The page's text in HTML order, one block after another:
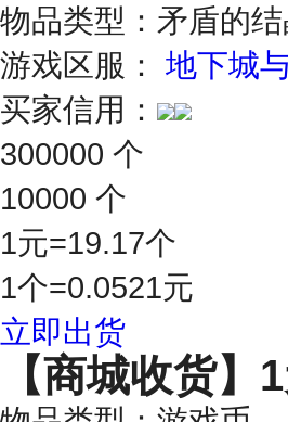
物品类型：矛盾的
游戏区服： 地下城
买家信用：
300000 个
10000 个
1元=19.17个
1个=0.0521元
立即出货
【商城收货】